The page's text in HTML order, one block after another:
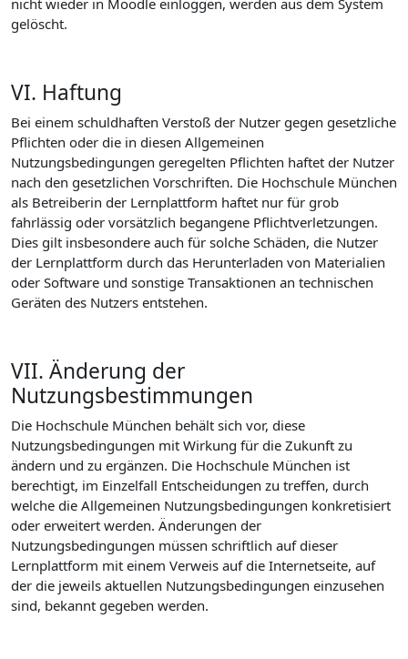
nicht wieder in Moodle einloggen, werden aus dem System
gelöscht.
VI. Haftung
Bei einem schuldhaften Verstoß der Nutzer gegen gesetzliche
Pflichten oder die in diesen Allgemeinen
Nutzungsbedingungen geregelten Pflichten haftet der Nutzer
nach den gesetzlichen Vorschriften. Die Hochschule München
als Betreiberin der Lernplattform haftet nur für grob
fahrlässig oder vorsätzlich begangene Pflichtverletzungen.
Dies gilt insbesondere auch für solche Schäden, die Nutzer
der Lernplattform durch das Herunterladen von Materialien
oder Software und sonstige Transaktionen an technischen
Geräten des Nutzers entstehen.
VII. Änderung der
Nutzungsbestimmungen
Die Hochschule München behält sich vor, diese
Nutzungsbedingungen mit Wirkung für die Zukunft zu
ändern und zu ergänzen. Die Hochschule München ist
berechtigt, im Einzelfall Entscheidungen zu treffen, durch
welche die Allgemeinen Nutzungsbedingungen konkretisiert
oder erweitert werden. Änderungen der
Nutzungsbedingungen müssen schriftlich auf dieser
Lernplattform mit einem Verweis auf die Internetseite, auf
der die jeweils aktuellen Nutzungsbedingungen einzusehen
sind, bekannt gegeben werden.